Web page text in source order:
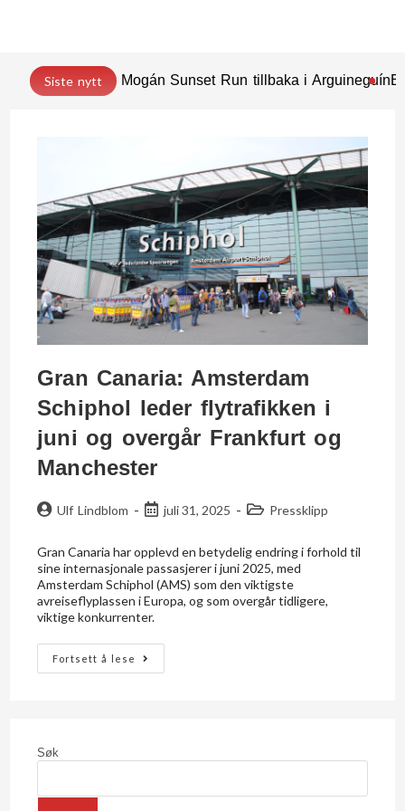
Siste nytt Mogán Sunset Run tillbaka i Arguineguín
Gran Canaria: Amsterdam
Schiphol leder flytrafikken i
juni og overgår Frankfurt og
Manchester
Ulf Lindblom juli 31, 2025 Pressklipp
Gran Canaria har opplevd en betydelig endring i forhold til
sine internasjonale passasjerer i juni 2025, med
Amsterdam Schiphol (AMS) som den viktigste
avreiseflyplassen i Europa, og som overgår tidligere,
viktige konkurrenter.
Fortsett å lese
Søk